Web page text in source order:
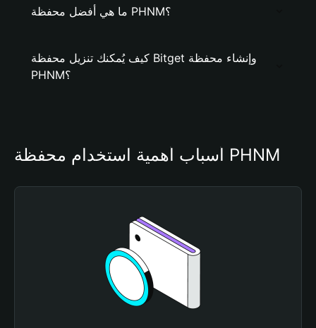
ما هي أفضل محفظة PHNM؟
كيف يُمكنك تنزيل محفظة Bitget وإنشاء محفظة
PHNM؟
أسباب أهمية استخدام محفظة PHNM